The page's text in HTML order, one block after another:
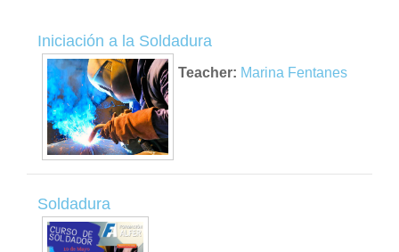
Iniciación a la Soldadura
Teacher: Marina Fentanes
Soldadura